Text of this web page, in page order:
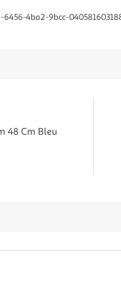
6456-4ba2-9bcc-
48 Cm Bleu